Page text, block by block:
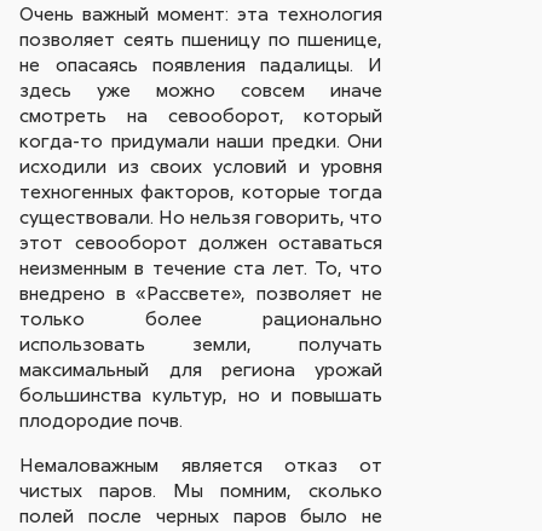
Очень важный момент: эта технология
позволяет сеять пшеницу по пшенице,
не опасаясь появления падалицы. И
здесь уже можно совсем иначе
смотреть на севооборот, который
когда-то придумали наши предки. Они
исходили из своих условий и уровня
техногенных факторов, которые тогда
существовали. Но нельзя говорить, что
этот севооборот должен оставаться
неизменным в течение ста лет. То, что
внедрено в «Рассвете», позволяет не
только более рационально
использовать земли, получать
максимальный для региона урожай
большинства культур, но и повышать
плодородие почв.
Немаловажным является отказ от
чистых паров. Мы помним, сколько
полей после черных паров было не